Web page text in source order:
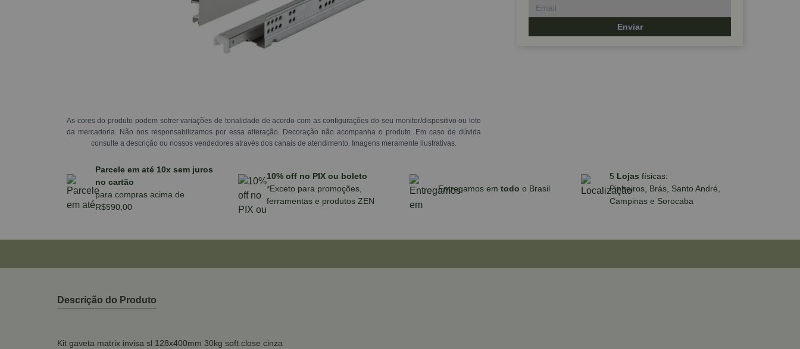
As cores do produto podem sofrer variações de tonalidade de acordo com as configurações do seu monitor/dispositivo ou lote
da mercadoria. Não nos responsabilizamos por essa alteração. Decoração não acompanha o produto. Em caso de dúvida
consulte a descrição ou nossos vendedores através dos canais de atendimento. Imagens meramente ilustrativas.
Enviar
Parcele em até 10x sem juros
no cartão
para compras acima de
R$590,00
10% off no PIX ou boleto
*Exceto para promoções,
ferramentas e produtos ZEN
Entregamos em todo o Brasil
5 Lojas físicas:
Pinheiros, Brás, Santo André,
Campinas e Sorocaba
Descrição do Produto
Kit gaveta matrix invisa sl 128x400mm 30kg soft close cinza